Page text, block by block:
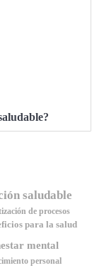
saludable
de procesos
para la salud
mental
personal